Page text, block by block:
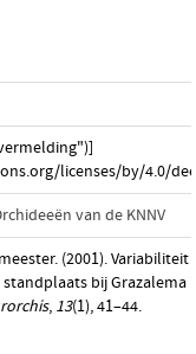
licenses/by/4.0/
van de KNNV
(2001). Variabiliteit
bij Grazalema
, 13(1), 41–44.